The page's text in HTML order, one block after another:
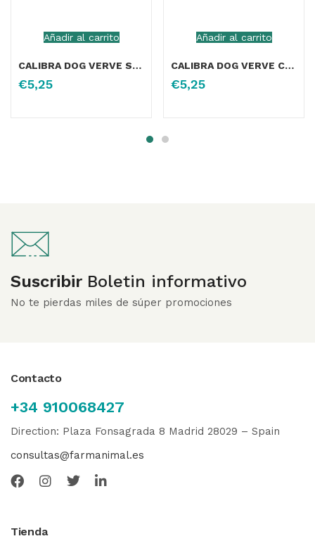
Añadir al carrito
CALIBRA DOG VERVE SNACK SEMIHUMEDO PATO FRESCO 150G
€5,25
Añadir al carrito
CALIBRA DOG VERVE CRUNCHY SNACK SALMON FRESCO 150G
€5,25
Suscribir Boletin informativo
No te pierdas miles de súper promociones
Contacto
+34 910068427
Direction: Plaza Fonsagrada 8 Madrid 28029 – Spain
consultas@farmanimal.es
Tienda